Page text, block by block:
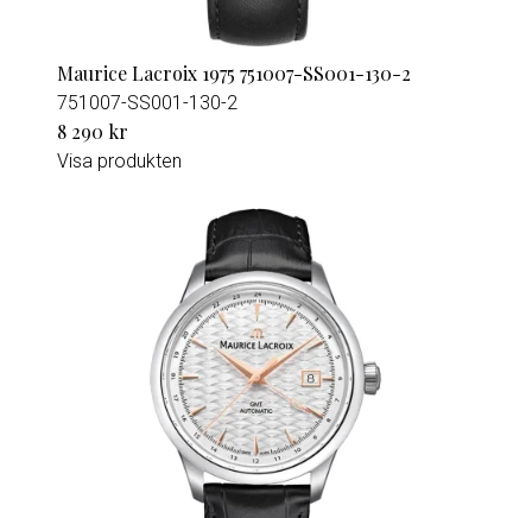
Maurice Lacroix 1975 751007-SS001-130-2
751007-SS001-130-2
8 290 kr
Visa produkten